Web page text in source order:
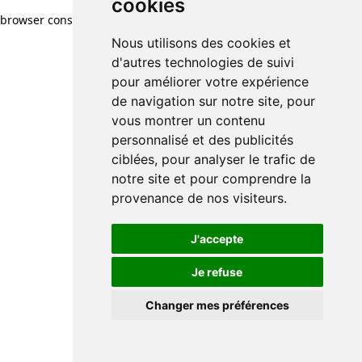
cookies
Nous utilisons des cookies et
d'autres technologies de suivi
pour améliorer votre expérience
de navigation sur notre site, pour
vous montrer un contenu
personnalisé et des publicités
ciblées, pour analyser le trafic de
notre site et pour comprendre la
provenance de nos visiteurs.
J'accepte
Je refuse
Changer mes préférences
cookies
Nous utilisons des cookies et
d'autres technologies de suivi
pour améliorer votre expérience
de navigation sur notre site, pour
vous montrer un contenu
personnalisé et des publicités
ciblées, pour analyser le trafic de
notre site et pour comprendre la
provenance de nos visiteurs.
J'accepte
Je refuse
Changer mes préférences
browser console for more information)